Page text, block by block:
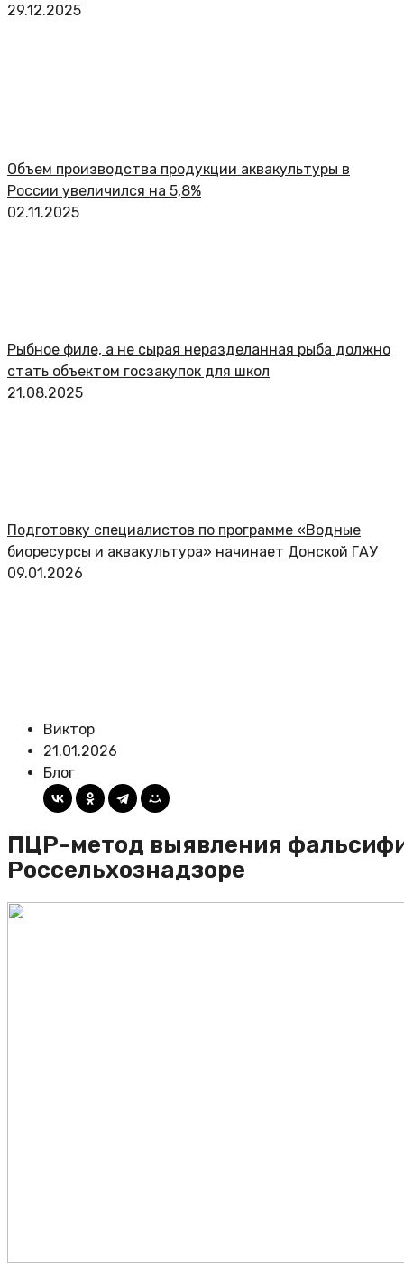
29.12.2025
Объем производства продукции аквакультуры в
России увеличился на 5,8%
02.11.2025
Рыбное филе, а не сырая неразделанная рыба должно
стать объектом госзакупок для школ
21.08.2025
Подготовку специалистов по программе «Водные
биоресурсы и аквакультура» начинает Донской ГАУ
09.01.2026
Виктор
21.01.2026
Блог
ПЦР-метод выявления
Россельхознадзоре